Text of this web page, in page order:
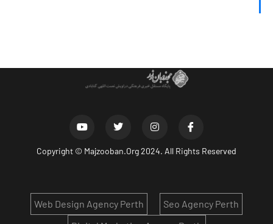
Copyright © Majzooban.Org2024. All Rights Reserved
Seo Agency Perth
Web Design Agency Perth